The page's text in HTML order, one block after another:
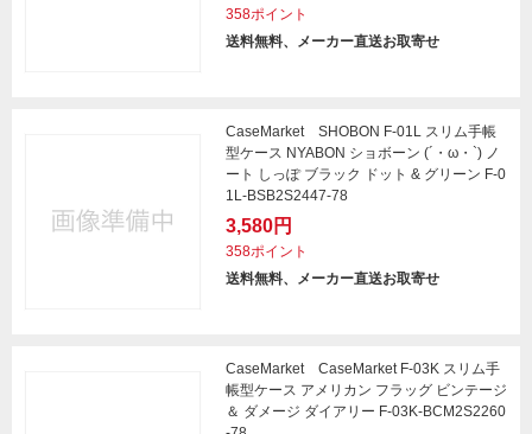
358ポイント
送料無料、メーカー直送お取寄せ
CaseMarket SHOBON F-01L スリム手帳
型ケース NYABON ショボーン (´・ω・`) ノ
ート しっぽ ブラック ドット & グリーン F-0
1L-BSB2S2447-78
3,580円
358ポイント
送料無料、メーカー直送お取寄せ
CaseMarket CaseMarket F-03K スリム手
帳型ケース アメリカン フラッグ ビンテージ
＆ ダメージ ダイアリー F-03K-BCM2S2260